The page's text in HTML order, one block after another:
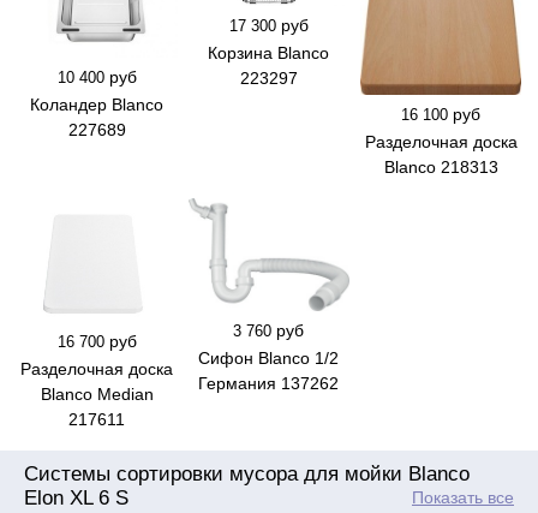
10 400 руб
Коландер Blanco
227689
17 300 руб
Корзина Blanco
223297
16 100 руб
Разделочная доска
Blanco 218313
16 700 руб
Разделочная доска
Blanco Median
217611
3 760 руб
Сифон Blanco 1/2
Германия 137262
Системы сортировки мусора для мойки Blanco
Elon XL 6 S
Показать все